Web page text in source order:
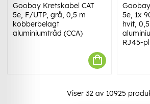
Goobay Kretskabel CAT
5e, F/UTP, grå, 0,5 m
kobberbelagt
aluminiumtråd (CCA)
5e, 1x
hvit,
RJ45-
Viser 32 av 10925